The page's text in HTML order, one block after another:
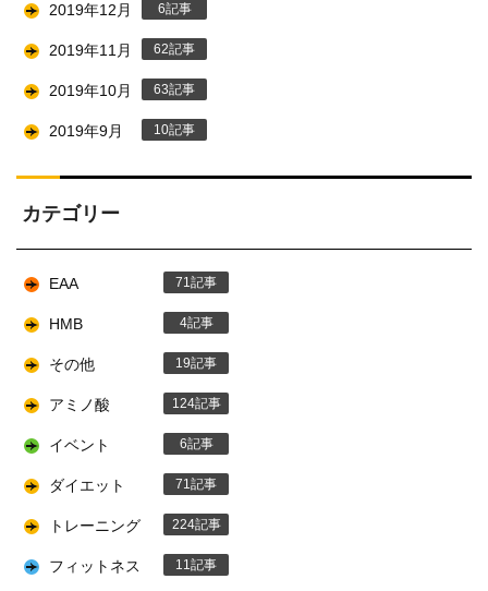
2019年12月 6
2019年11月 62
2019年10月 63
2019年9月 10
カテゴリー
EAA 71
HMB 4
その他 19
アミノ酸 124
イベント 6
ダイエット 71
トレーニング 224
フィットネス 11